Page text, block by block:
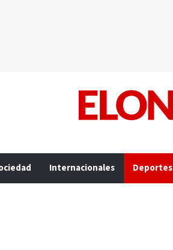
Internacionales Deportes